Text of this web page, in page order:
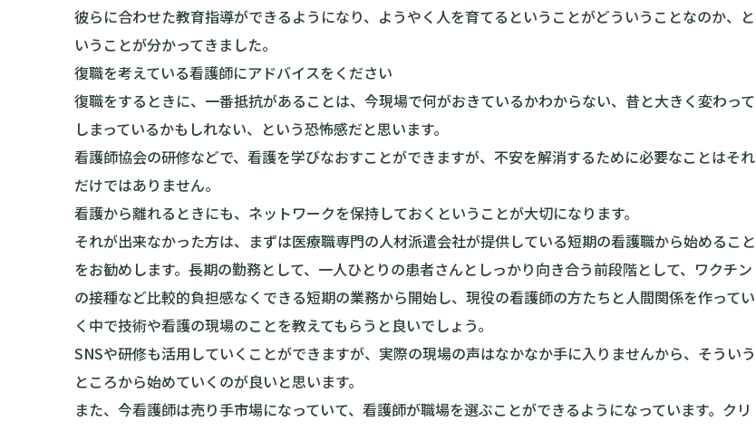
彼らに合わせた教育指導ができるようになり、ようやく人を育てるということがどういうことなのか、と
いうことが分かってきました。
復職を考えている看護師にアドバイスをください
復職をするときに、一番抵抗があることは、今現場で何がおきているかわからない、昔と大きく変わって
しまっているかもしれない、という恐怖感だと思います。
看護師協会の研修などで、看護を学びなおすことができますが、不安を解消するために必要なことはそれ
だけではありません。
看護から離れるときにも、ネットワークを保持しておくということが大切になります。
それが出来なかった方は、まずは医療職専門の人材派遣会社が提供している短期の看護職から始めること
をお勧めします。長期の勤務として、一人ひとりの患者さんとしっかり向き合う前段階として、ワクチン
の接種など比較的負担感なくできる短期の業務から開始し、現役の看護師の方たちと人間関係を作ってい
く中で技術や看護の現場のことを教えてもらうと良いでしょう。
SNSや研修も活用していくことができますが、実際の現場の声はなかなか手に入りませんから、そういう
ところから始めていくのが良いと思います。
また、今看護師は売り手市場になっていて、看護師が職場を選ぶことができるようになっています。クリ